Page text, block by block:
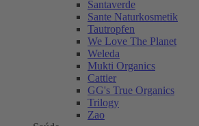
Santaverde
Sante Naturkosmetik
Tautropfen
We Love The Planet
Weleda
Mukti Organics
Cattier
GG's True Organics
Trilogy
Zao